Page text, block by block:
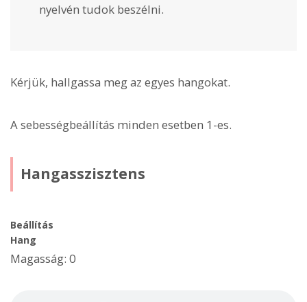
nyelvén tudok beszélni.
Kérjük, hallgassa meg az egyes hangokat.
A sebességbeállítás minden esetben 1-es.
Hangasszisztens
Beállítás
Hang
Magasság: 0